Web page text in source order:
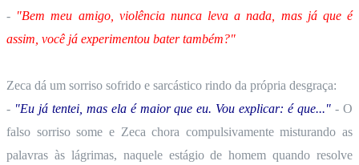
- "Bem meu amigo, violência nunca leva a nada, mas já que é
assim, você já experimentou bater também?"
Zeca dá um sorriso sofrido e sarcástico rindo da própria desgraça:
- "Eu já tentei, mas ela é maior que eu. Vou explicar: é que..." - O
falso sorriso some e Zeca chora compulsivamente misturando as
palavras às lágrimas, naquele estágio de homem quando resolve